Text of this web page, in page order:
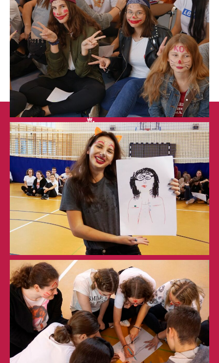
Liceum Ogólnokształcące nr 1
w Leżajsku (RSPO: 69871)
Technikum nr 2
w Leżajsku (RSPO: 69874)
ul. M. Curie-Skłodowskiej 6
37-300 Leżajsk
skr. poczt. 64
tel. 17 242-00-19, fax 17 242-76-28
sekretariat@zslchrobry.lezajsk.pl